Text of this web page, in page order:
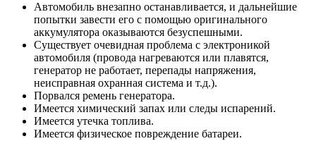
Автомобиль внезапно останавливается, и дальнейшие
попытки завести его с помощью оригинального
аккумулятора оказываются безуспешными.
Существует очевидная проблема с электроникой
автомобиля (провода нагреваются или плавятся,
генератор не работает, перепады напряжения,
неисправная охранная система и т.д.).
Порвался ремень генератора.
Имеется химический запах или следы испарений.
Имеется утечка топлива.
Имеется физическое повреждение батареи.